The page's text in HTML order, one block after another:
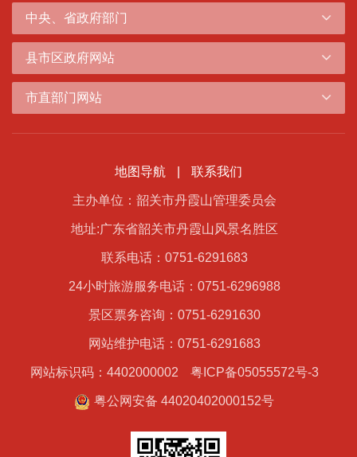
中央、省政府部门
县市区政府网站
市直部门网站
地图导航 联系我们
主办单位：韶关市丹霞山管理委员会
地址:广东省韶关市丹霞山风景名胜区
联系电话：0751-6291683
24小时旅游服务电话：0751-6296988
景区票务咨询：0751-6291630
网站维护电话：0751-6291683
网站标识码：4402000002 粤ICP备05055572号-3
粤公网安备 44020402000152号